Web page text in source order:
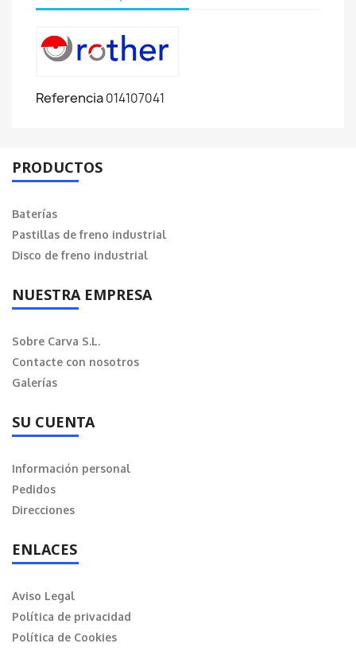
Referencia014107041
PRODUCTOS
Baterías
Pastillas de freno industrial
Disco de freno industrial
NUESTRA EMPRESA
Sobre Carva S.L.
Contacte con nosotros
Galerías
SU CUENTA
Información personal
Pedidos
Direcciones
ENLACES
Aviso Legal
Política de privacidad
Política de Cookies